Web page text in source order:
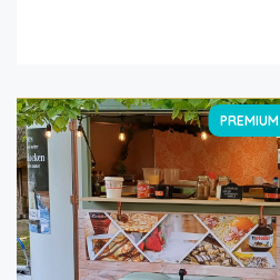
PREMIUM